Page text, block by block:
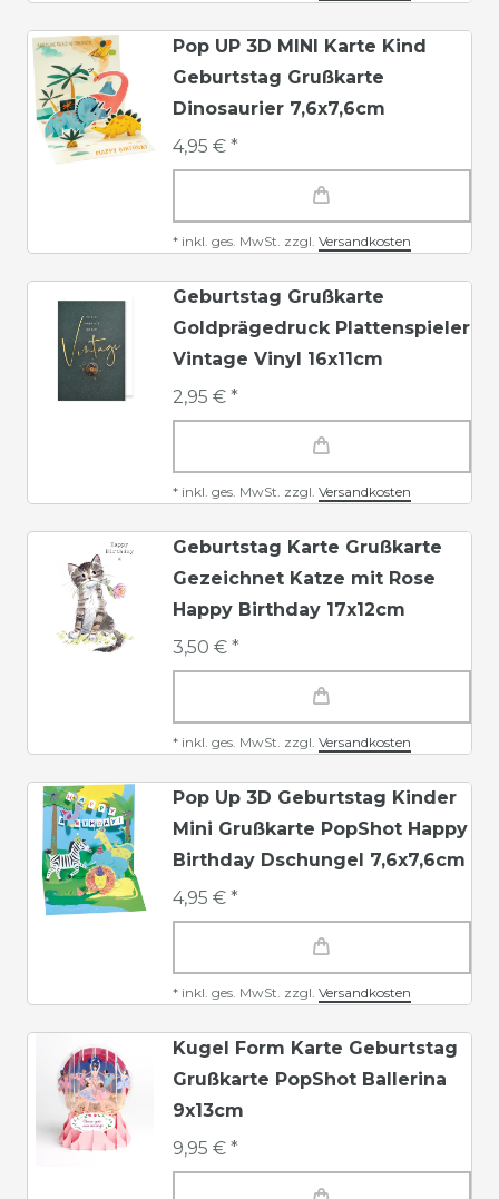
Pop UP 3D MINI Karte Kind
Geburtstag Grußkarte
Dinosaurier 7,6x7,6cm
4,95 € *
* inkl. ges. MwSt. zzgl. Versandkosten
Geburtstag Grußkarte
Goldprägedruck Plattenspieler
Vintage Vinyl 16x11cm
2,95 € *
* inkl. ges. MwSt. zzgl. Versandkosten
Geburtstag Karte Grußkarte
Gezeichnet Katze mit Rose
Happy Birthday 17x12cm
3,50 € *
* inkl. ges. MwSt. zzgl. Versandkosten
Pop Up 3D Geburtstag Kinder
Mini Grußkarte PopShot Happy
Birthday Dschungel 7,6x7,6cm
4,95 € *
* inkl. ges. MwSt. zzgl. Versandkosten
Kugel Form Karte Geburtstag
Grußkarte PopShot Ballerina
9x13cm
9,95 € *